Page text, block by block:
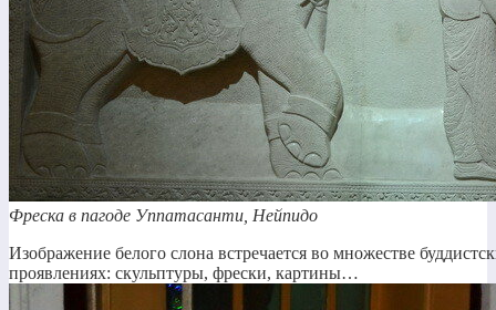
Фреска в пагоде Уппатасанти, Нейпидо
Изображение белого слона встречается во множестве
проявлениях: скульптуры, фрески, картины…